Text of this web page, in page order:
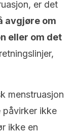
er det
avgjøre om
eller om det
menstruasjon
påvirker ikke
ikke en